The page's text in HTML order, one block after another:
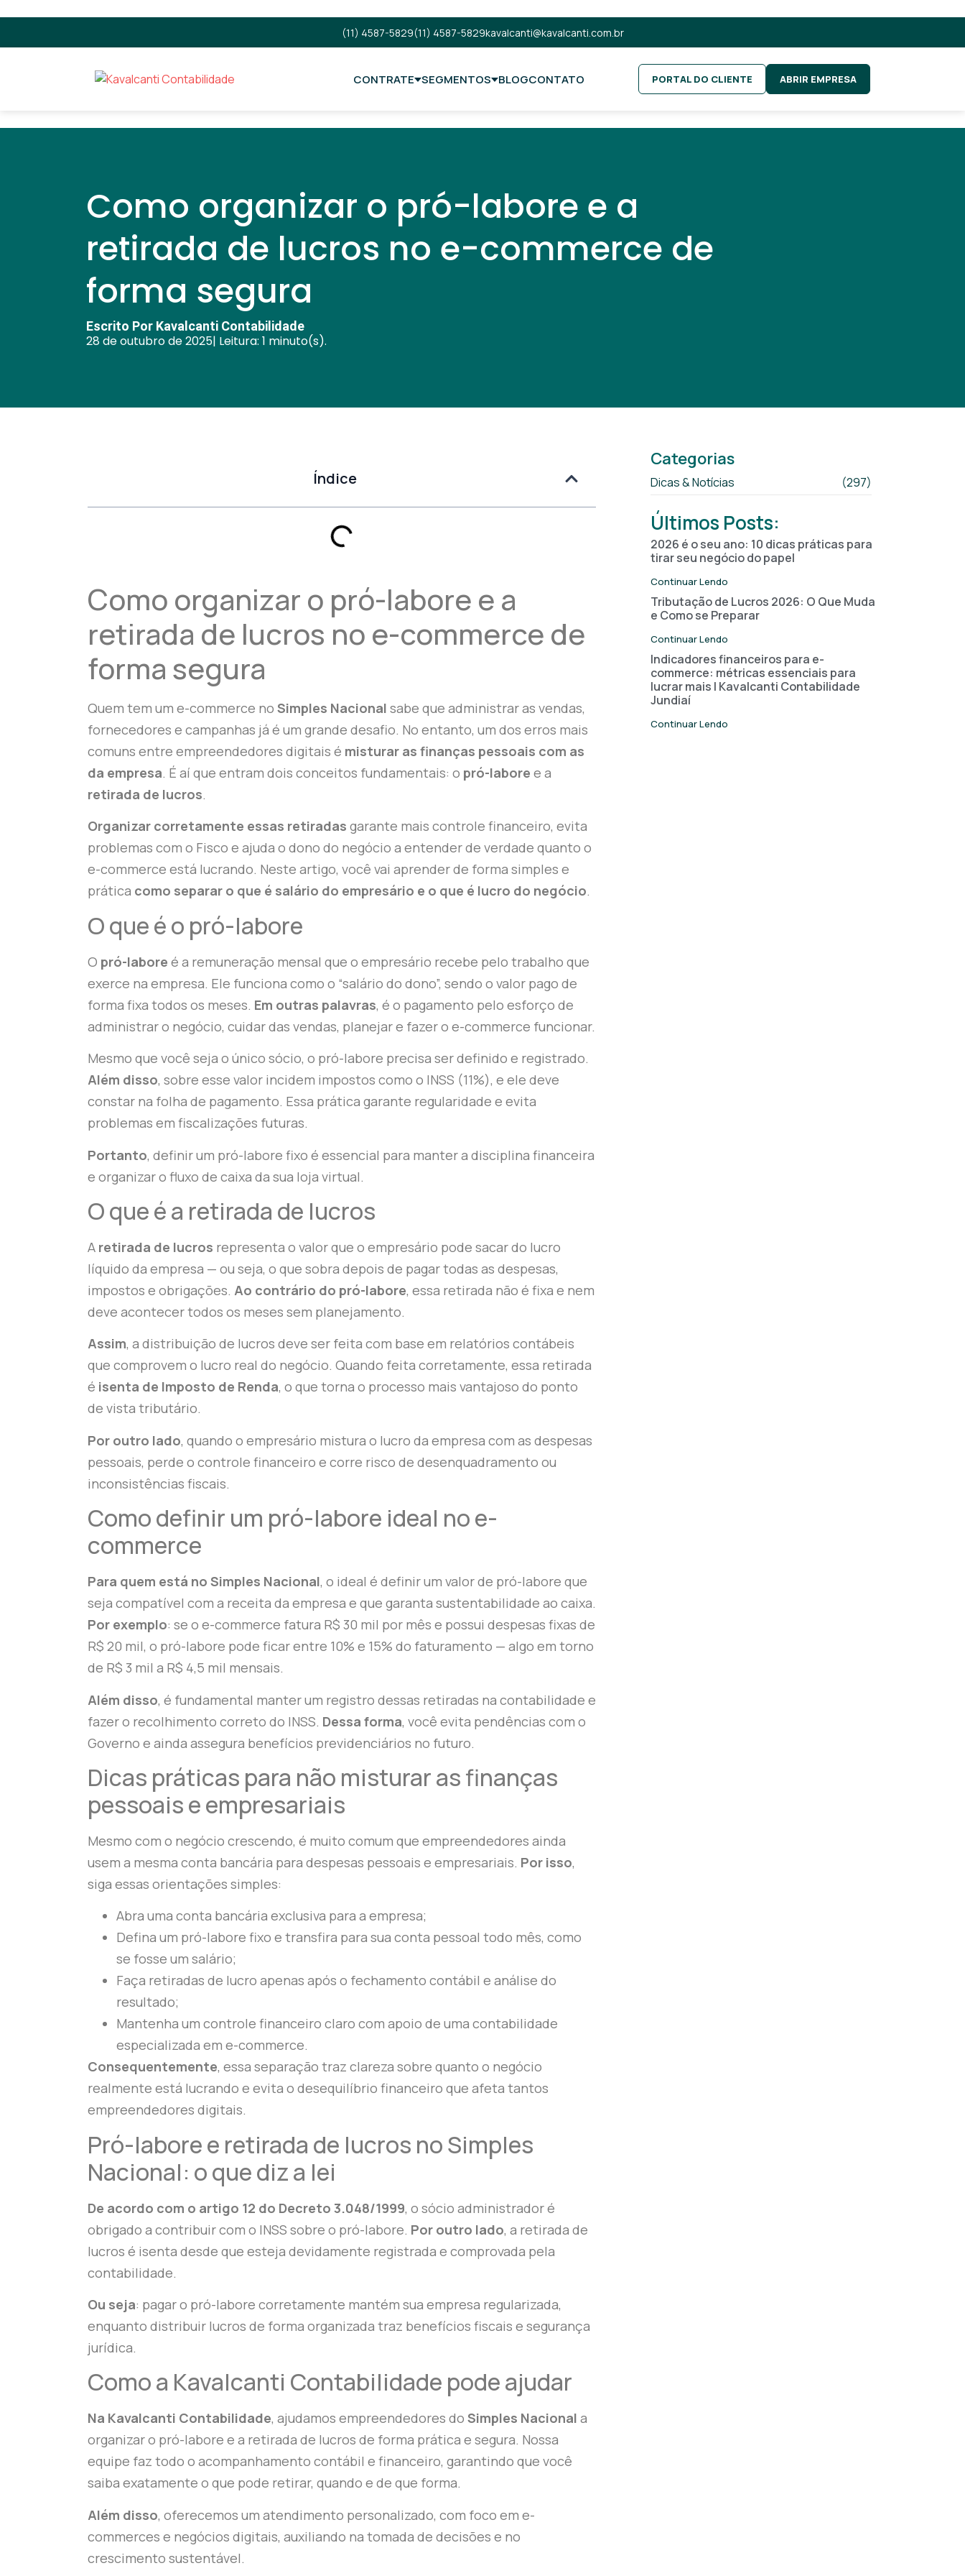
(11) 4587-5829(11) 4587-5829kavalcanti@kavalcanti.com.br
CONTRATE SEGMENTOS BLOGCONTATO PORTAL DO CLIENTE ABRIR EMPRESA
Como organizar o pró-labore e a
retirada de lucros no e-commerce de
forma segura
Escrito Por Kavalcanti Contabilidade
28 de outubro de 2025| Leitura: 1 minuto(s).
Índice
Como organizar o pró-labore e a
retirada de lucros no e-commerce de
forma segura
Quem tem um e-commerce no Simples Nacional sabe que administrar as vendas,
fornecedores e campanhas já é um grande desafio. No entanto, um dos erros mais
comuns entre empreendedores digitais é misturar as finanças pessoais com as
da empresa. É aí que entram dois conceitos fundamentais: o pró-labore e a
retirada de lucros.
Organizar corretamente essas retiradas garante mais controle financeiro, evita
problemas com o Fisco e ajuda o dono do negócio a entender de verdade quanto o
e-commerce está lucrando. Neste artigo, você vai aprender de forma simples e
prática como separar o que é salário do empresário e o que é lucro do negócio.
O que é o pró-labore
O pró-labore é a remuneração mensal que o empresário recebe pelo trabalho que
exerce na empresa. Ele funciona como o “salário do dono”, sendo o valor pago de
forma fixa todos os meses. Em outras palavras, é o pagamento pelo esforço de
administrar o negócio, cuidar das vendas, planejar e fazer o e-commerce funcionar.
Mesmo que você seja o único sócio, o pró-labore precisa ser definido e registrado.
Além disso, sobre esse valor incidem impostos como o INSS (11%), e ele deve
constar na folha de pagamento. Essa prática garante regularidade e evita
problemas em fiscalizações futuras.
Portanto, definir um pró-labore fixo é essencial para manter a disciplina financeira
e organizar o fluxo de caixa da sua loja virtual.
O que é a retirada de lucros
A retirada de lucros representa o valor que o empresário pode sacar do lucro
líquido da empresa — ou seja, o que sobra depois de pagar todas as despesas,
impostos e obrigações. Ao contrário do pró-labore, essa retirada não é fixa e nem
deve acontecer todos os meses sem planejamento.
Assim, a distribuição de lucros deve ser feita com base em relatórios contábeis
que comprovem o lucro real do negócio. Quando feita corretamente, essa retirada
é isenta de Imposto de Renda, o que torna o processo mais vantajoso do ponto
de vista tributário.
Por outro lado, quando o empresário mistura o lucro da empresa com as despesas
pessoais, perde o controle financeiro e corre risco de desenquadramento ou
inconsistências fiscais.
Como definir um pró-labore ideal no e-
commerce
Para quem está no Simples Nacional, o ideal é definir um valor de pró-labore que
seja compatível com a receita da empresa e que garanta sustentabilidade ao caixa.
Por exemplo: se o e-commerce fatura R$ 30 mil por mês e possui despesas fixas de
R$ 20 mil, o pró-labore pode ficar entre 10% e 15% do faturamento — algo em torno
de R$ 3 mil a R$ 4,5 mil mensais.
Além disso, é fundamental manter um registro dessas retiradas na contabilidade e
fazer o recolhimento correto do INSS. Dessa forma, você evita pendências com o
Governo e ainda assegura benefícios previdenciários no futuro.
Dicas práticas para não misturar as finanças
pessoais e empresariais
Mesmo com o negócio crescendo, é muito comum que empreendedores ainda
usem a mesma conta bancária para despesas pessoais e empresariais. Por isso,
siga essas orientações simples:
Abra uma conta bancária exclusiva para a empresa;
Defina um pró-labore fixo e transfira para sua conta pessoal todo mês, como
se fosse um salário;
Faça retiradas de lucro apenas após o fechamento contábil e análise do
resultado;
Mantenha um controle financeiro claro com apoio de uma contabilidade
especializada em e-commerce.
Consequentemente, essa separação traz clareza sobre quanto o negócio
realmente está lucrando e evita o desequilíbrio financeiro que afeta tantos
empreendedores digitais.
Pró-labore e retirada de lucros no Simples
Nacional: o que diz a lei
De acordo com o artigo 12 do Decreto 3.048/1999, o sócio administrador é
obrigado a contribuir com o INSS sobre o pró-labore. Por outro lado, a retirada de
lucros é isenta desde que esteja devidamente registrada e comprovada pela
contabilidade.
Ou seja: pagar o pró-labore corretamente mantém sua empresa regularizada,
enquanto distribuir lucros de forma organizada traz benefícios fiscais e segurança
jurídica.
Como a Kavalcanti Contabilidade pode ajudar
Na Kavalcanti Contabilidade, ajudamos empreendedores do Simples Nacional a
organizar o pró-labore e a retirada de lucros de forma prática e segura. Nossa
equipe faz todo o acompanhamento contábil e financeiro, garantindo que você
saiba exatamente o que pode retirar, quando e de que forma.
Além disso, oferecemos um atendimento personalizado, com foco em e-
commerces e negócios digitais, auxiliando na tomada de decisões e no
crescimento sustentável.
Categorias
Dicas & Notícias (297)
Últimos Posts:
2026 é o seu ano: 10 dicas práticas para
tirar seu negócio do papel
Continuar Lendo
Tributação de Lucros 2026: O Que Muda
e Como se Preparar
Continuar Lendo
Indicadores financeiros para e-
commerce: métricas essenciais para
lucrar mais | Kavalcanti Contabilidade
Jundiaí
Continuar Lendo